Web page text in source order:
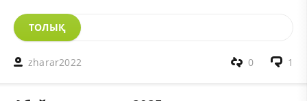
ТОЛЫҚ
zharar2022 1
0